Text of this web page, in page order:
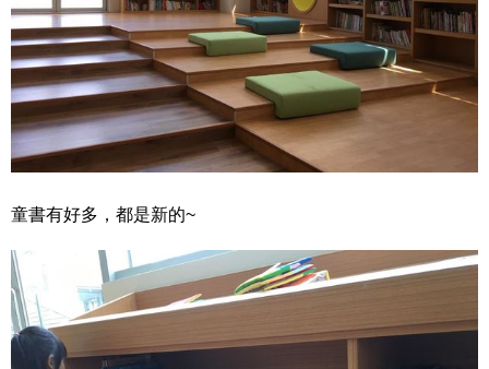
童書有好多，都是新的~